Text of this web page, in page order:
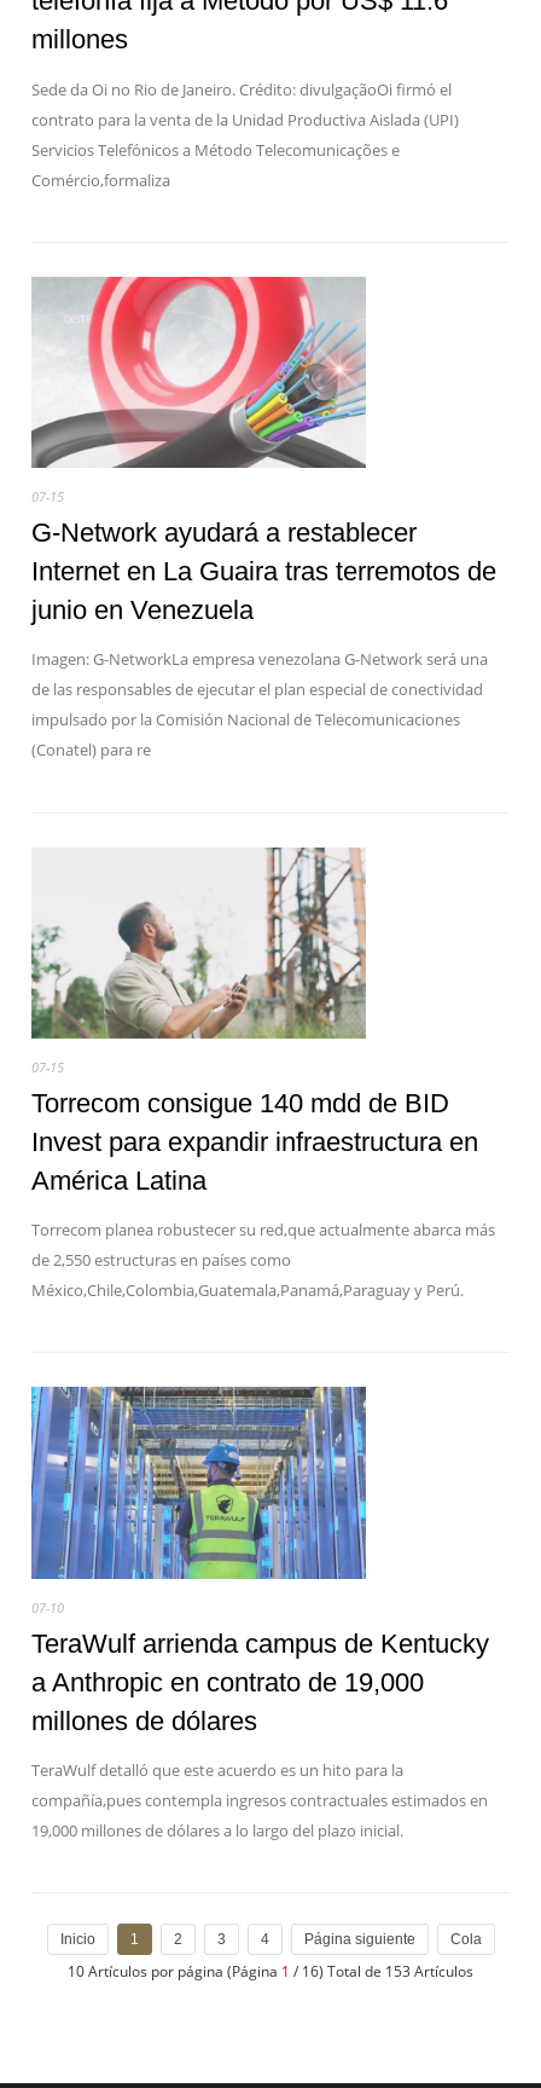
millones
Sede da Oi no Rio de Janeiro. Crédito: divulgaçãoOi firmó el
contrato para la venta de la Unidad Productiva Aislada (UPI)
Servicios Telefónicos a Método Telecomunicações e
Comércio,formaliza
07-15
G-Network ayudará a restablecer
Internet en La Guaira tras terremotos de
junio en Venezuela
Imagen: G-NetworkLa empresa venezolana G-Network será una
de las responsables de ejecutar el plan especial de conectividad
impulsado por la Comisión Nacional de Telecomunicaciones
(Conatel) para re
07-15
Torrecom consigue 140 mdd de BID
Invest para expandir infraestructura en
América Latina
Torrecom planea robustecer su red,que actualmente abarca más
de 2,550 estructuras en países como
México,Chile,Colombia,Guatemala,Panamá,Paraguay y Perú.
07-10
TeraWulf arrienda campus de Kentucky
a Anthropic en contrato de 19,000
millones de dólares
TeraWulf detalló que este acuerdo es un hito para la
compañía,pues contempla ingresos contractuales estimados en
19,000 millones de dólares a lo largo del plazo inicial.
Inicio 1 2 3 4 Página siguiente Cola
10 Artículos por página (Página 1 / 16) Total de 153 Artículos